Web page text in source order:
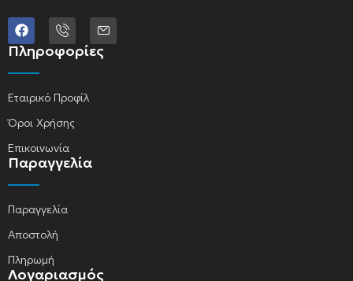
Πληροφορίες
Εταιρικό Προφίλ
Όροι Χρήσης
Επικοινωνία
Παραγγελία
Παραγγελία
Αποστολή
Πληρωμή
Λογαριασμός